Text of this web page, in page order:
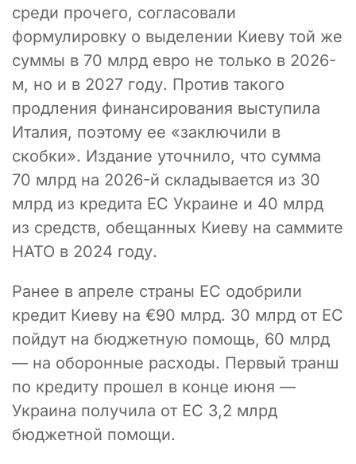
среди прочего, согласовали
формулировку о выделении Киеву той же
суммы в 70 млрд евро не только в 2026-
м, но и в 2027 году. Против такого
продления финансирования выступила
Италия, поэтому ее «заключили в
скобки». Издание уточнило, что сумма
70 млрд на 2026-й складывается из 30
млрд из кредита ЕС Украине и 40 млрд
из средств, обещанных Киеву на саммите
НАТО в 2024 году.
Ранее в апреле страны ЕС одобрили
кредит Киеву на €90 млрд. 30 млрд от ЕС
пойдут на бюджетную помощь, 60 млрд
— на оборонные расходы. Первый транш
по кредиту прошел в конце июня —
Украина получила от ЕС 3,2 млрд
бюджетной помощи.